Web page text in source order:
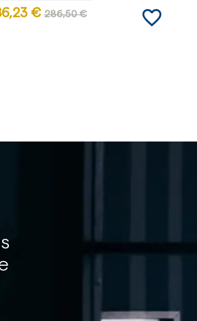
€ 286,50 € favorite_border